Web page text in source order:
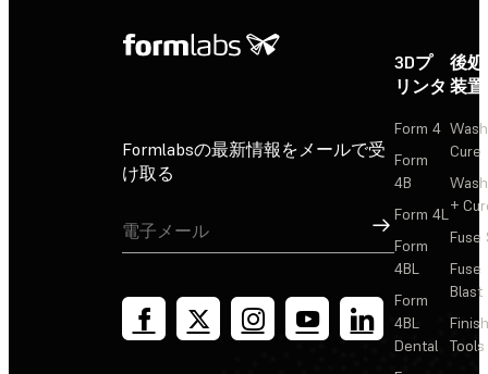
Formlabsの最新情報をメールで受
け取る
サインアップ
3Dプ
リンタ
Form 4
Form
4B
Form 4L
Form
4BL
Form
4BL
Dental
後
装置
Cure
+
Fuse
Fuse
Blast
Tools